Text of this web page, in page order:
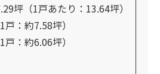
坪（1戸あたり：13.64坪）
：約7.58坪）
：約6.06坪）